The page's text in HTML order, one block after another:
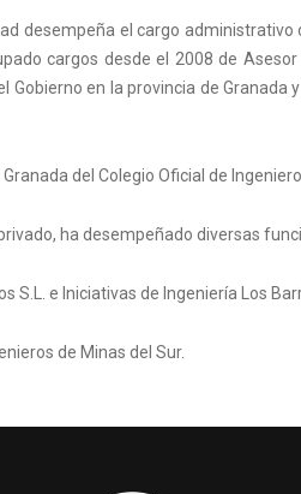
desempeña el cargo
cargos desde el 2008 de
Gobierno en la provincia de
del Colegio Oficial de
ha desempeñado diversas
e Iniciativas de Ingeniería Los
de Minas del Sur.